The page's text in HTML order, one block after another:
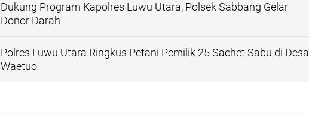
Dukung Program Kapolres Luwu Utara, Polsek Sabbang Gelar
Donor Darah
Polres Luwu Utara Ringkus Petani Pemilik 25 Sachet Sabu di Desa
Waetuo